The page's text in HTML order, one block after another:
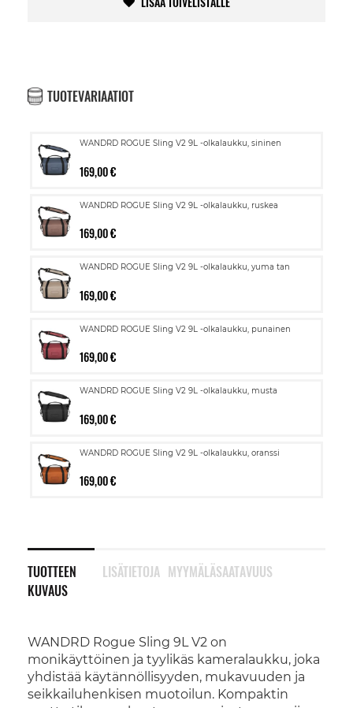
TUOTEVARIAATIOT
WANDRD ROGUE Sling V2 9L -olkalaukku, sininen
169,00 €
WANDRD ROGUE Sling V2 9L -olkalaukku, ruskea
169,00 €
WANDRD ROGUE Sling V2 9L -olkalaukku, yuma tan
169,00 €
WANDRD ROGUE Sling V2 9L -olkalaukku, punainen
169,00 €
WANDRD ROGUE Sling V2 9L -olkalaukku, musta
169,00 €
WANDRD ROGUE Sling V2 9L -olkalaukku, oranssi
169,00 €
TUOTTEEN
KUVAUS
WANDRD Rogue Sling 9L V2 on
monikäyttöinen ja tyylikäs kameralaukku, joka
yhdistää käytännöllisyyden, mukavuuden ja
seikkailuhenkisen muotoilun. Kompaktin
LISÄTIETOJA MYYMÄLÄSAATAVUUS